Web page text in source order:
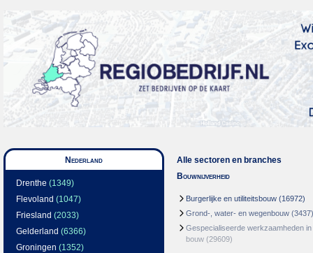
Nederland
Drenthe (1349)
Flevoland (1047)
Friesland (2033)
Gelderland (6366)
Groningen (1352)
Alle sectoren en branches
Bouwnijverheid
Burgerlijke en utiliteitsbouw (16972)
Grond-, water- en wegenbouw (3437)
Gespecialiseerde werkzaamheden in
bouw (29609)